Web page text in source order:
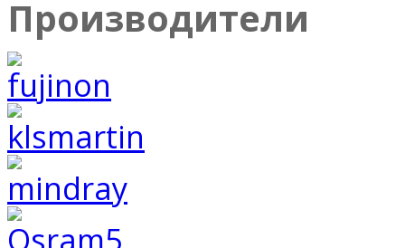
Производители